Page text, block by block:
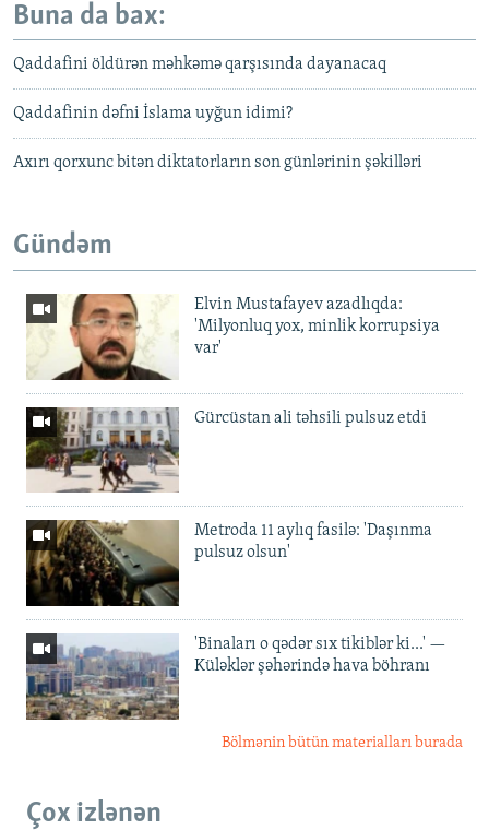
Buna da bax:
Qaddafini öldürən məhkəmə qarşısında dayanacaq
Qaddafinin dəfni İslama uyğun idimi?
Axırı qorxunc bitən diktatorların son günlərinin şəkilləri
Gündəm
Elvin Mustafayev azadlıqda:
'Milyonluq yox, minlik korrupsiya
var'
Gürcüstan ali təhsili pulsuz etdi
Metroda 11 aylıq fasilə: 'Daşınma
pulsuz olsun'
'Binaları o qədər sıx tikiblər ki...' —
Küləklər şəhərində hava böhranı
Bölmənin bütün materialları burada
Çox izlənən